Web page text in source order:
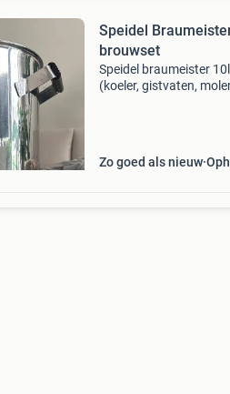
Speidel
brouwset
Speidel braumeister
(koeler, gistvaten,
Zo goed als nieuw